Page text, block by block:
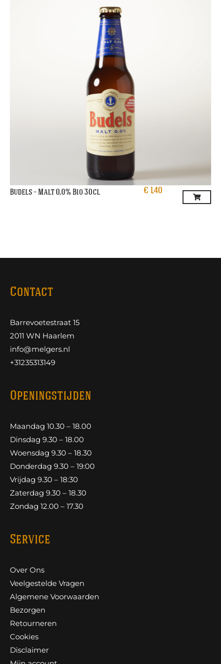
Budels – Malt 0,0% Bio 30cl € 1,40
Contact
Barrevoetestraat 15
2011 WN Haarlem
info@melgers.nl
+31235313149
Openingstijden
Maandag 10.30 – 18.00
Dinsdag 9.30 – 18.00
Woensdag 9.30 – 18.30
Donderdag 9.30 – 19:00
Vrijdag 9.30 – 18:30
Zaterdag 9.30 – 18.30
Zondag 12.00 – 17.30
Service
Over Ons
Veelgestelde Vragen
Algemene Voorwaarden
Bezorgen
Retourneren
Cookies
Disclaimer